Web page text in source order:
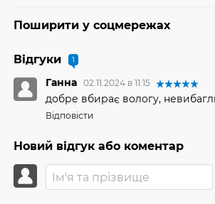
Поширити у соцмережах
Відгуки 1
Ганна 02.11.2024 в 11:15
добре вбирає вологу,
Відповісти
Новий відгук або коментар